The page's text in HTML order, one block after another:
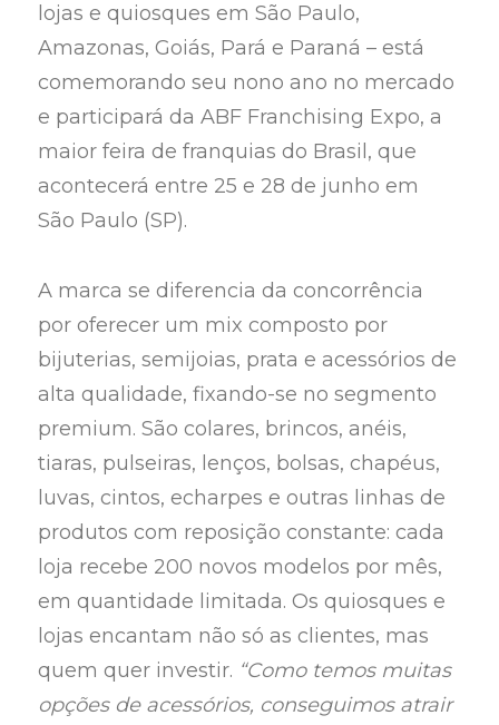
lojas e quiosques em São Paulo,
Amazonas, Goiás, Pará e Paraná – está
comemorando seu nono ano no mercado
e participará da ABF Franchising Expo, a
maior feira de franquias do Brasil, que
acontecerá entre 25 e 28 de junho em
São Paulo (SP).
A marca se diferencia da concorrência
por oferecer um mix composto por
bijuterias, semijoias, prata e acessórios de
alta qualidade, fixando-se no segmento
premium. São colares, brincos, anéis,
tiaras, pulseiras, lenços, bolsas, chapéus,
luvas, cintos, echarpes e outras linhas de
produtos com reposição constante: cada
loja recebe 200 novos modelos por mês,
em quantidade limitada. Os quiosques e
lojas encantam não só as clientes, mas
quem quer investir. “Como temos muitas
opções de acessórios, conseguimos atrair